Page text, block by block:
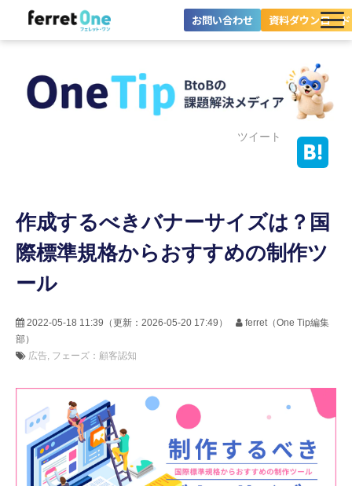
お問い合わせ 資料ダウンロード
ツール・機能一覧
料金プラン
セミナー
ツイート
作成するべきバナーサイズは？国
際標準規格からおすすめの制作ツ
ール
2022-05-18 11:39 （更新： 2026-05-20 17:49 ）
ferret（One Tip編集
部）
広告 フェーズ：顧客認知